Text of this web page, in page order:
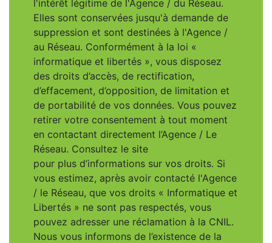
l'intérêt légitime de l'Agence / du Réseau.
Elles sont conservées jusqu'à demande de
suppression et sont destinées à l'Agence /
au Réseau. Conformément à la loi «
informatique et libertés », vous disposez
des droits d’accès, de rectification,
d’effacement, d’opposition, de limitation et
de portabilité de vos données. Vous pouvez
retirer votre consentement à tout moment
en contactant directement l’Agence / Le
Réseau. Consultez le site
pour plus d’informations sur vos droits. Si
vous estimez, après avoir contacté l'Agence
/ le Réseau, que vos droits « Informatique et
Libertés » ne sont pas respectés, vous
pouvez adresser une réclamation à la CNIL.
Nous vous informons de l’existence de la